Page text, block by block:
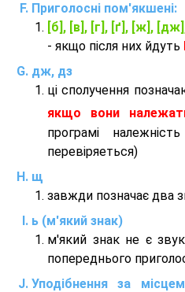
Приголосні пом'якшені:
[б], [в], [г], [ґ], [ж],
- якщо після них йдуть
дж, дз
ці сполучення
якщо вони
програмі
перевіряеться)
щ
завжди позначає два
ь (м'який знак)
м'який знак не є
попереднього
Уподібнення за